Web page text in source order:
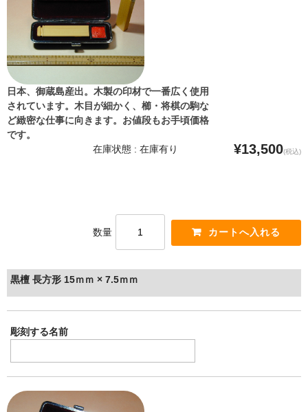
日本、御蔵島産出。木製の印材で一番広く使用
されています。木目が細かく、櫛・将棋の駒な
ど緻密な仕事に向きます。お値段もお手頃価格
です。
在庫状態 : 在庫有り ¥13,500(税込)
数量
黒檀 長方形 15ｍｍ × 7.5ｍｍ
彫刻する名前